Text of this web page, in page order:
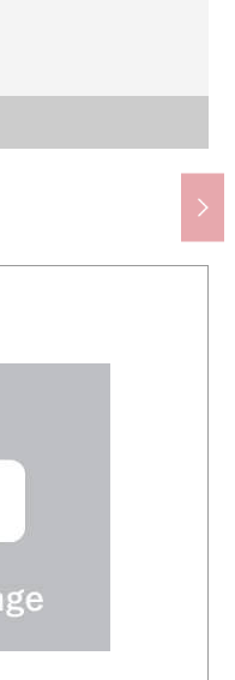
候，不能利用。)
外观
外观
店(约200m)
店(约190m)
幡商店(约620m)
约490m)
约230m)
920m)
1650m)